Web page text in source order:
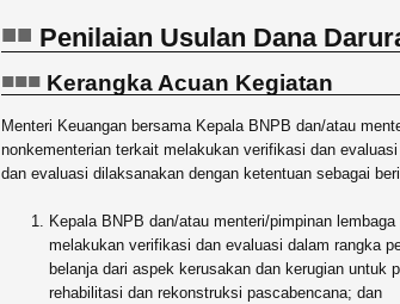
Penilaian Usulan Dana
Kerangka Acuan Kegiatan
Menteri Keuangan bersama Kepala BNPB dan/atau
nonkementerian terkait melakukan verifikasi dan
dan evaluasi dilaksanakan dengan ketentuan sebagai
Kepala BNPB dan/atau menteri/pimpinan
melakukan verifikasi dan evaluasi dalam rangka
belanja dari aspek kerusakan dan kerugian untuk
rehabilitasi dan rekonstruksi pascabencana; dan